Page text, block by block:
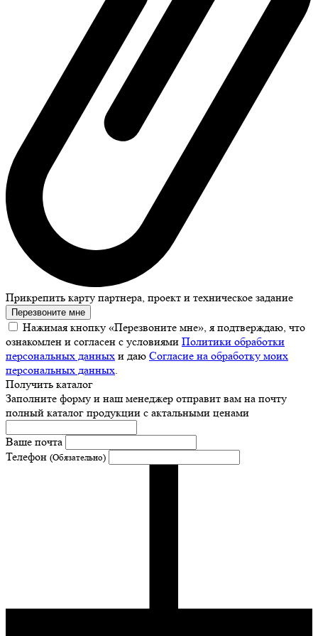
Прикрепить карту партнера, проект и техническое задание
Перезвоните мне
Нажимая кнопку «Перезвоните мне», я подтверждаю, что
ознакомлен и согласен с условиями Политики обработки
персональных данных и даю Согласие на обработку моих
персональных данных.
Получить каталог
Заполните форму и наш менеджер отправит вам на почту
полный каталог продукции с актальными ценами
Ваше почта
Телефон (Обязательно)